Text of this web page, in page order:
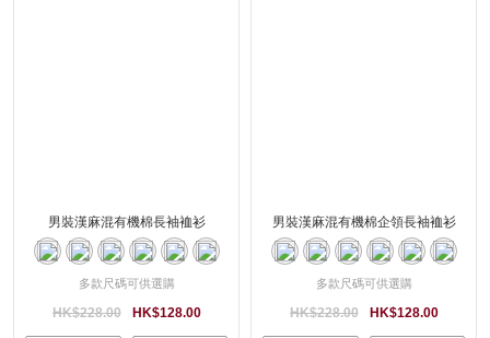
男裝漢麻混有機棉長袖裇衫
多款尺碼可供選購
HK$128.00
HK$228.00
男裝漢麻混有機棉企領長袖裇衫
多款尺碼可供選購
HK$128.00
HK$228.00